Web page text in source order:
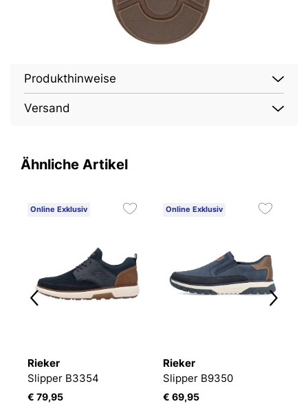
Produkthinweise
Versand
Ähnliche Artikel
Online Exklusiv
Rieker
Slipper B3354
€ 79,95
Online Exklusiv
Rieker
Slipper B9350
€ 69,95